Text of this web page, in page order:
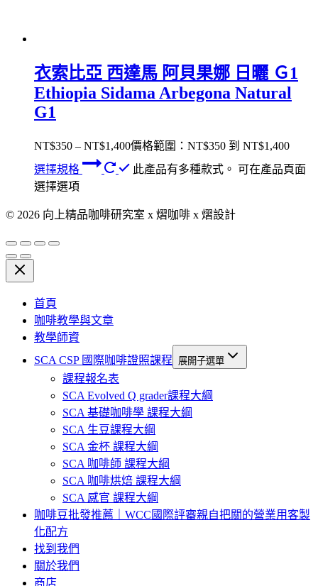
衣索比亞 西達馬 阿貝果娜 日曬 Ｇ1
Ethiopia Sidama Arbegona Natural
G1
NT$350 – NT$1,400價格範圍：NT$350 到 NT$1,400
選擇規格
此產品有多種款式。 可在產品頁面
選擇選項
© 2026 向上精品咖啡研究室 x 熠咖啡 x 熠設計
首頁
咖啡教學與文章
教學師資
SCA CSP 國際咖啡證照課程
展開子選單
課程報名表
SCA Evolved Q grader課程大綱
SCA 基礎咖啡學 課程大綱
SCA 生豆課程大綱
SCA 金杯 課程大綱
SCA 咖啡師 課程大綱
SCA 咖啡烘焙 課程大綱
SCA 感官 課程大綱
咖啡豆批發推薦｜WCC國際評審親自把關的營業用客製
化配方
找到我們
關於我們
商店